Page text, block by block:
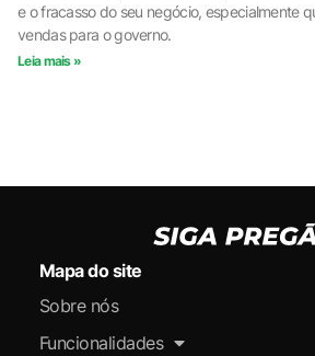
e o fracasso do seu negócio, especialmente
vendas para o governo.
Leia mais »
Mapa do site
Sobre nós
Funcionalidades